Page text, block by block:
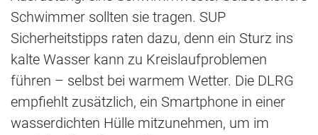
Schwimmer sollten sie tragen. SUP
Sicherheitstipps raten dazu, denn ein Sturz ins
kalte Wasser kann zu Kreislaufproblemen
führen – selbst bei warmem Wetter. Die DLRG
empfiehlt zusätzlich, ein Smartphone in einer
wasserdichten Hülle mitzunehmen, um im